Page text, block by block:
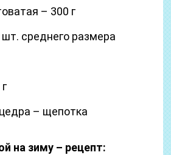
– 300 г
шт. среднего размера
– щепотка
на зиму – рецепт: